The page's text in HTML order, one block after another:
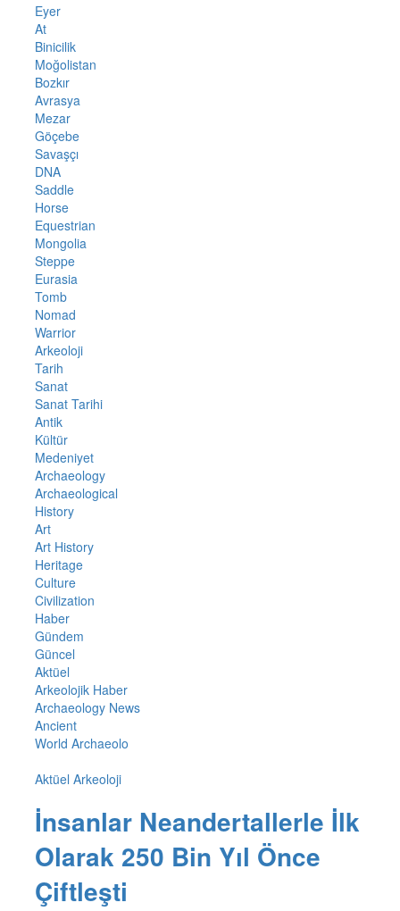
Eyer
At
Binicilik
Moğolistan
Bozkır
Avrasya
Mezar
Göçebe
Savaşçı
DNA
Saddle
Horse
Equestrian
Mongolia
Steppe
Eurasia
Tomb
Nomad
Warrior
Arkeoloji
Tarih
Sanat
Sanat Tarihi
Antik
Kültür
Medeniyet
Archaeology
Archaeological
History
Art
Art History
Heritage
Culture
Civilization
Haber
Gündem
Güncel
Aktüel
Arkeolojik Haber
Archaeology News
Ancient
World Archaeolo
Aktüel Arkeoloji
İnsanlar Neandertallerle İlk
Olarak 250 Bin Yıl Önce
Çiftleşti